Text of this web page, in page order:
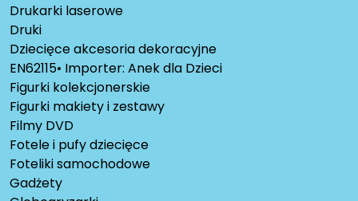
Drukarki laserowe
Druki
Dziecięce akcesoria dekoracyjne
EN62115• Importer: Anek dla Dzieci
Figurki kolekcjonerskie
Figurki makiety i zestawy
Filmy DVD
Fotele i pufy dziecięce
Foteliki samochodowe
Gadżety